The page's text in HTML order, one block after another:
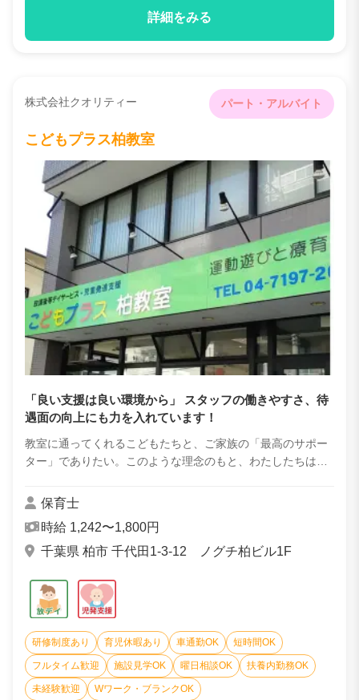
詳細をみる
研修制度あり 育児休暇あり 車通勤OK 短時間OK
フルタイム歓迎 施設見学OK 曜日相談OK 扶養内勤務OK
未経験歓迎 Wワーク・ブランクOK
株式会社クオリティー パート・アルバイト
こどもプラス柏教室
「良い支援は良い環境から」 スタッフの働きやすさ、待
遇面の向上にも力を入れています！
教室に通ってくれるこどもたちと、ご家族の「最高のサポー
ター」でありたい。このような理念のもと、わたしたちは教
科学に基づいた運動プログラムは多くの...
保育士
時給 1,242〜1,800円
千葉県 柏市 千代田1-3-12 ノグチ柏ビル1F